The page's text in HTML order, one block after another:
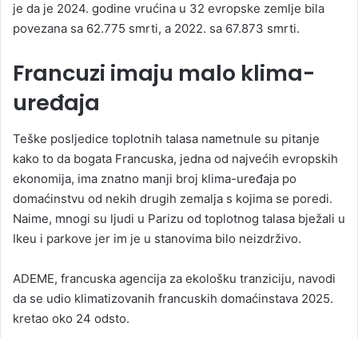
je da je 2024. godine vrućina u 32 evropske zemlje bila
povezana sa 62.775 smrti, a 2022. sa 67.873 smrti.
Francuzi imaju malo klima-
uređaja
Teške posljedice toplotnih talasa nametnule su pitanje
kako to da bogata Francuska, jedna od najvećih evropskih
ekonomija, ima znatno manji broj klima-uređaja po
domaćinstvu od nekih drugih zemalja s kojima se poredi.
Naime, mnogi su ljudi u Parizu od toplotnog talasa bježali u
Ikeu i parkove jer im je u stanovima bilo neizdrživo.
ADEME, francuska agencija za ekološku tranziciju, navodi
da se udio klimatizovanih francuskih domaćinstava 2025.
kretao oko 24 odsto.